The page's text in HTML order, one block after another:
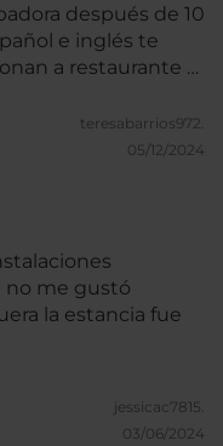
después de 10
e inglés te
a restaurante y
tu problema..
teresabarrios972.
05/12/2024
no me gustó
la estancia fue
jessicac7815.
03/06/2024